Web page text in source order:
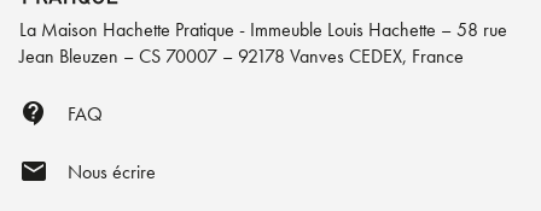
La Maison Hachette Pratique - Immeuble Louis Hachette – 58 rue
Jean Bleuzen – CS 70007 – 92178 Vanves CEDEX, France
contact_support FAQ
mail Nous écrire